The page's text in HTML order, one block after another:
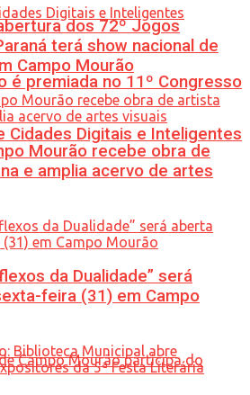
é premiada no 11º Congresso
Cidades Digitais e Inteligentes
dos 72º Jogos
terá show nacional de
Campo Mourão
Mourão recebe obra de
e amplia acervo de artes
da Dualidade” será
feira (31) em Campo